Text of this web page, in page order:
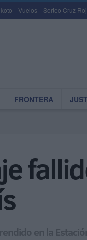
Vuelos Sorteo Cruz
FRONTERA
en la